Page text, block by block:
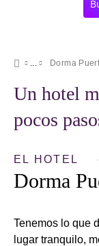
Dorma
Un hotel
pocos
EL HOTEL
Dorma
Tenemos lo que
lugar tranquilo,